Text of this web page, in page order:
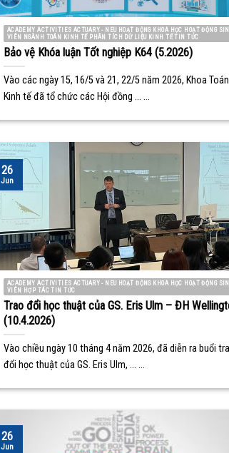
ACADEMY ACTIVITIES ACTUARY - NEU HOẠT ĐỘNG KHOA HỌC HOẠT ĐỘNG
VIÊN NGÀNH TOÁN KINH TẾ PHÂN TÍCH DỮ LIỆU KINH TẾ TIN TỨC
Bảo vệ Khóa luận Tốt nghiệp K64 (5.2026)
Vào các ngày 15, 16/5 và 21, 22/5 năm 2026, Khoa Toán
Kinh tế đã tổ chức các Hội đồng ... ...
ACADEMY ACTIVITIES ACTUARY - NEU HOẠT ĐỘNG KHOA HỌC HOẠT ĐỘNG
VIÊN HỢP TÁC TIN TỨC
Trao đổi học thuật của GS. Eris Ulm – ĐH
(10.4.2026)
Vào chiều ngày 10 tháng 4 năm 2026, đã diễn ra buổi
đổi học thuật của GS. Eris Ulm, ... ...
26
Jun
26
Jun